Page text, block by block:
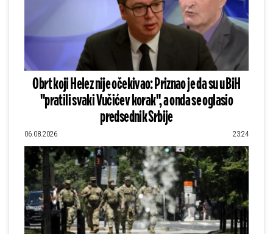
Obrt koji Helez nije očekivao: Priznao je da su u BiH
"pratili svaki Vučićev korak", a onda se oglasio
predsednik Srbije
06.08.2026 23:24